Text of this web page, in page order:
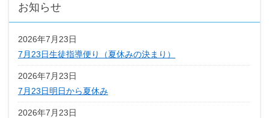
お知らせ
2026年7月23日
7月23日生徒指導便り（夏休みの決まり）
2026年7月23日
7月23日明日から夏休み
2026年7月23日